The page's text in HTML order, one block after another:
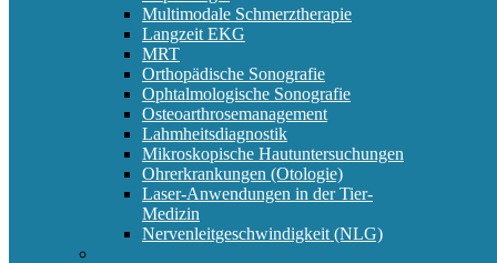
Multimodale Schmerztherapie
Langzeit EKG
MRT
Orthopädische Sonografie
Ophtalmologische Sonografie
Osteoarthrosemanagement
Lahmheitsdiagnostik
Mikroskopische Hautuntersuchungen
Ohrerkrankungen (Otologie)
Laser-Anwendungen in der Tier-
Medizin
Nervenleitgeschwindigkeit (NLG)